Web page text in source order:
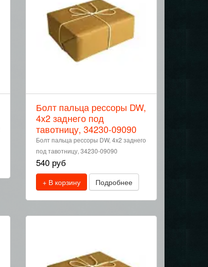
Болт пальца рессоры DW,
4x2 заднего под
тавотницу, 34230-09090
Болт пальца рессоры DW, 4x2 заднего
под тавотницу, 34230-09090
540 руб
+ В корзину Подробнее